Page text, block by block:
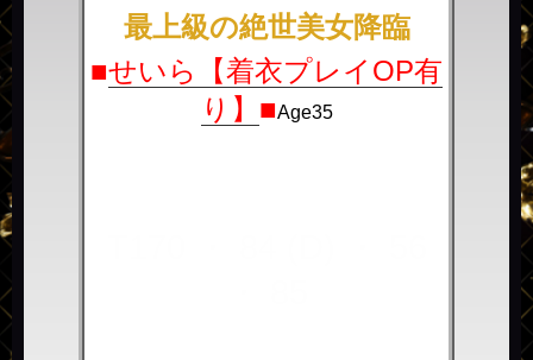
最上級の絶世美女降臨
■せいら【着衣プレイOP有
り】 ■Age35